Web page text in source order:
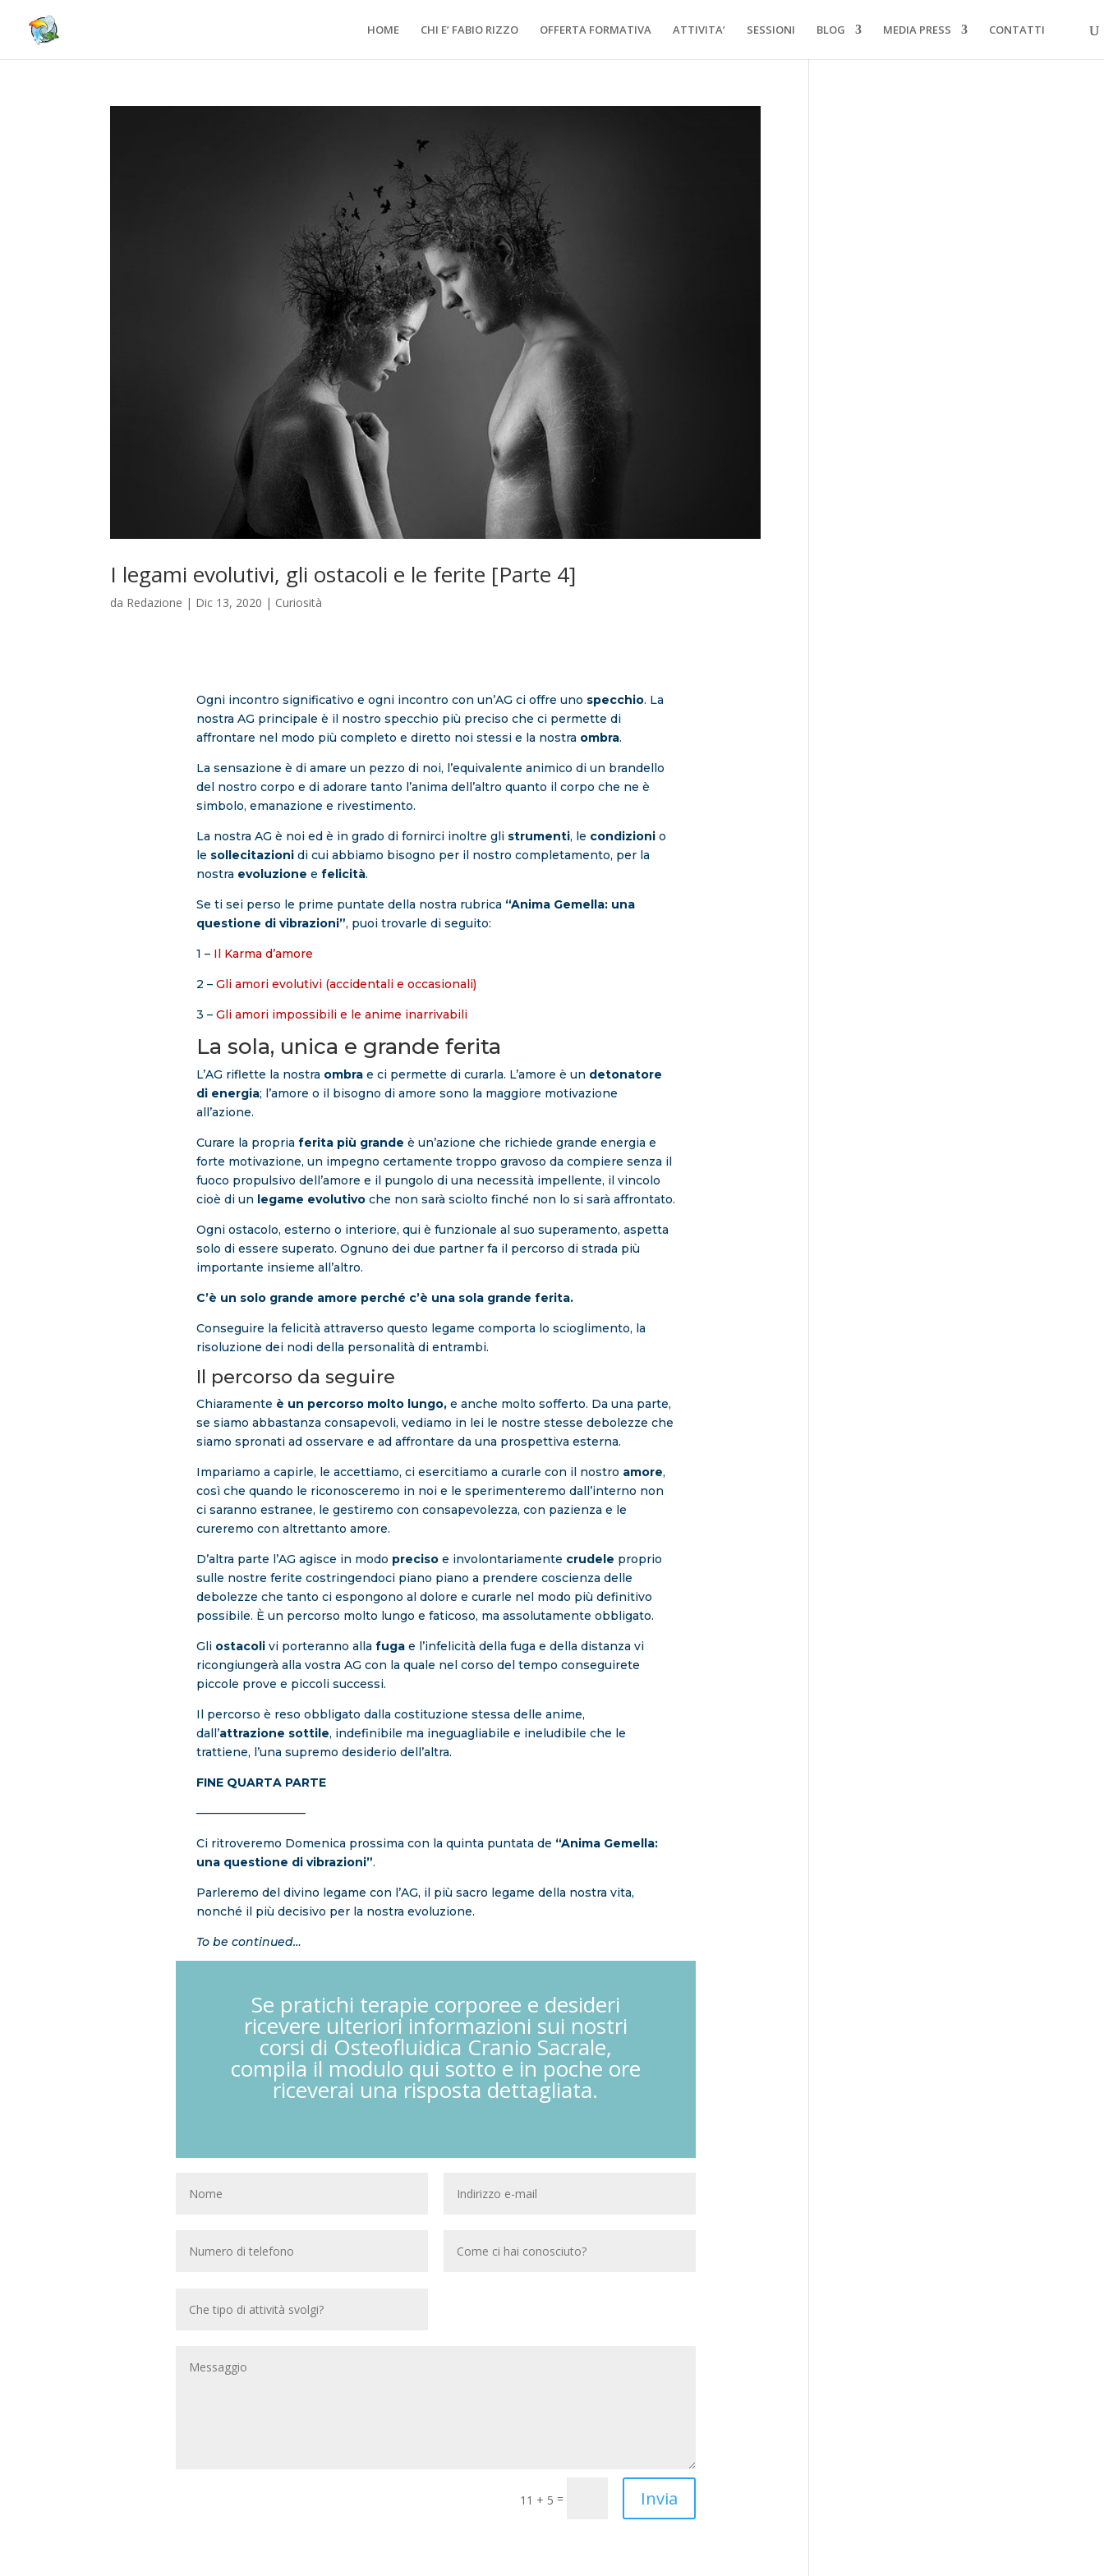
HOME CHI E’ FABIO RIZZO OFFERTA FORMATIVA ATTIVITA’ SESSIONI BLOG MEDIA PRESS CONTATTI
I legami evolutivi, gli ostacoli e le ferite [Parte 4]
da Redazione | Dic 13, 2020 | Curiosità
Ogni incontro significativo e ogni incontro con un’AG ci offre uno specchio. La
nostra AG principale è il nostro specchio più preciso che ci permette di
affrontare nel modo più completo e diretto noi stessi e la nostra ombra.
La sensazione è di amare un pezzo di noi, l’equivalente animico di un brandello
del nostro corpo e di adorare tanto l’anima dell’altro quanto il corpo che ne è
simbolo, emanazione e rivestimento.
La nostra AG è noi ed è in grado di fornirci inoltre gli strumenti, le condizionio
le sollecitazionidi cui abbiamo bisogno per il nostro completamento, per la
nostra evoluzione e felicità.
Se ti sei perso le prime puntate della nostra rubrica “Anima Gemella: una
questione di vibrazioni”, puoi trovarle di seguito:
1 – Il Karma d’amore
2 – Gli amori evolutivi (accidentali e occasionali)
3 – Gli amori impossibili e le anime inarrivabili
La sola, unica e grande ferita
L’AG riflette la nostra ombrae ci permette di curarla. L’amore è un detonatore
di energia; l’amore o il bisogno di amore sono la maggiore motivazione
all’azione.
Curare la propria ferita più grande è un’azione che richiede grande energia e
forte motivazione, un impegno certamente troppo gravoso da compiere senza il
fuoco propulsivo dell’amore e il pungolo di una necessità impellente, il vincolo
cioè di un legame evolutivoche non sarà sciolto finché non lo si sarà affrontato.
Ogni ostacolo, esterno o interiore, qui è funzionale al suo superamento, aspetta
solo di essere superato. Ognuno dei due partner fa il percorso di strada più
importante insieme all’altro.
C’è un solo grande amore perché c’è una sola grande ferita.
Conseguire la felicità attraverso questo legame comporta lo scioglimento, la
risoluzione dei nodi della personalità di entrambi.
Il percorso da seguire
Chiaramente è un percorso molto lungo,e anche molto sofferto. Da una parte,
se siamo abbastanza consapevoli, vediamo in lei le nostre stesse debolezze che
siamo spronati ad osservare e ad affrontare da una prospettiva esterna.
Impariamo a capirle, le accettiamo, ci esercitiamo a curarle con il nostro amore,
così che quando le riconosceremo in noi e le sperimenteremo dall’interno non
ci saranno estranee, le gestiremo con consapevolezza, con pazienza e le
cureremo con altrettanto amore.
D’altra parte l’AG agisce in modo precisoe involontariamente crudele proprio
sulle nostre ferite costringendoci piano piano a prendere coscienza delle
debolezze che tanto ci espongono al dolore e curarle nel modo più definitivo
possibile. È un percorso molto lungo e faticoso, ma assolutamente obbligato.
Gli ostacolivi porteranno alla fugae l’infelicità della fuga e della distanza vi
ricongiungerà alla vostra AG con la quale nel corso del tempo conseguirete
piccole prove e piccoli successi.
Il percorso è reso obbligato dalla costituzione stessa delle anime,
dall’attrazione sottile, indefinibile ma ineguagliabile e ineludibile che le
trattiene, l’una supremo desiderio dell’altra.
FINE QUARTA PARTE
—————————–
Ci ritroveremo Domenica prossima con la quinta puntata de “Anima Gemella:
una questione di vibrazioni”.
Parleremo del divino legame con l’AG, il più sacro legame della nostra vita,
nonché il più decisivo per la nostra evoluzione.
To be continued…
Se pratichi terapie corporee e desideri
ricevere ulteriori informazioni sui nostri
corsi di Osteofluidica Cranio Sacrale,
compila il modulo qui sotto e in poche ore
riceverai una risposta dettagliata.
11 + 5 = Invia